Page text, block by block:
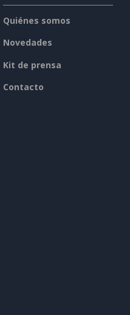
Quiénes somos
Novedades
Kit de prensa
Contacto